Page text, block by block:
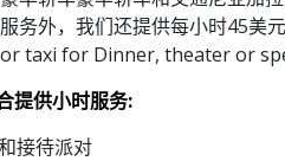
务外，我们还提供每小时45美元
taxi for Dinner, theater or
提供小时服务:
接待派对